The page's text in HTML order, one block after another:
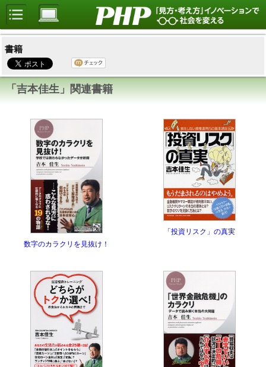
書籍
「吉本佳生」関連書籍
数字のカラクリを見抜け！
「投資リスク」の真実